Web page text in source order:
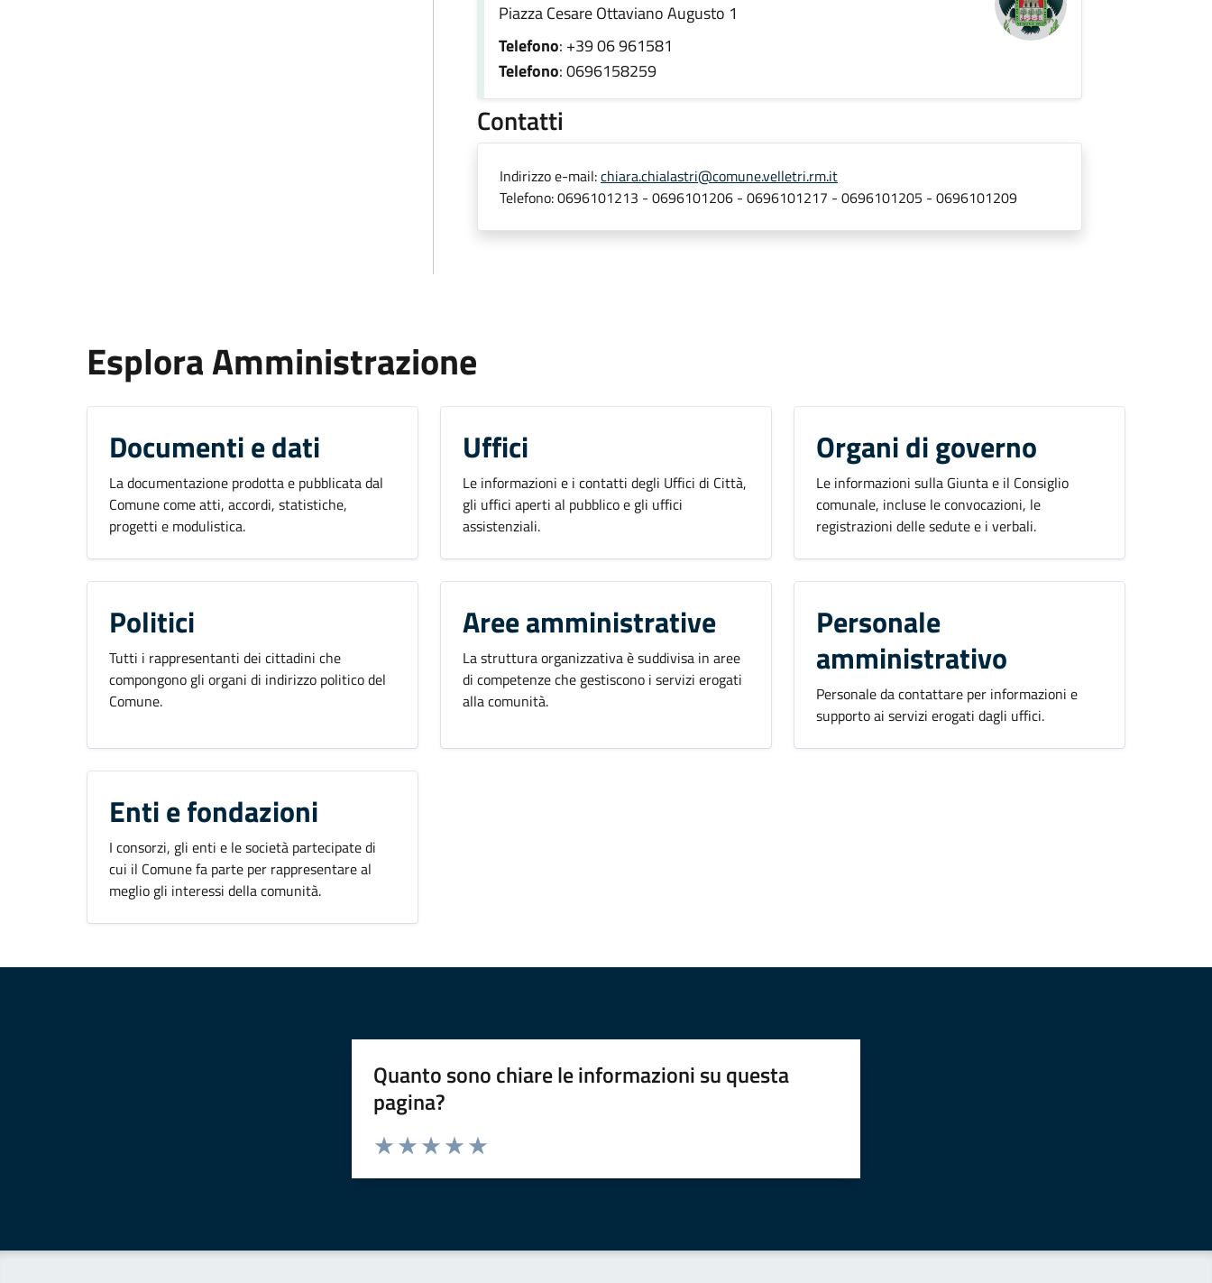
Piazza Cesare Ottaviano Augusto 1
Telefono: +39 06 961581
Telefono: 0696158259
Contatti
Indirizzo e-mail:chiara.chialastri@comune.velletri.rm.it
Telefono:0696101213 - 0696101206 - 0696101217 - 0696101205 - 0696101209
Esplora Amministrazione
Documenti e dati
La documentazione prodotta e pubblicata dal
Comune come atti, accordi, statistiche,
progetti e modulistica.
Uffici
Le informazioni e i contatti degli Uffici di Città,
gli uffici aperti al pubblico e gli uffici
assistenziali.
Organi di governo
Le informazioni sulla Giunta e il Consiglio
comunale, incluse le convocazioni, le
registrazioni delle sedute e i verbali.
Politici
Tutti i rappresentanti dei cittadini che
compongono gli organi di indirizzo politico del
Comune.
Aree amministrative
La struttura organizzativa è suddivisa in aree
di competenze che gestiscono i servizi erogati
alla comunità.
Personale
amministrativo
Personale da contattare per informazioni e
supporto ai servizi erogati dagli uffici.
Enti e fondazioni
I consorzi, gli enti e le società partecipate di
cui il Comune fa parte per rappresentare al
meglio gli interessi della comunità.
Quanto sono chiare le informazioni su questa
pagina?
Valuta da 1 a 5 stelle la pagina